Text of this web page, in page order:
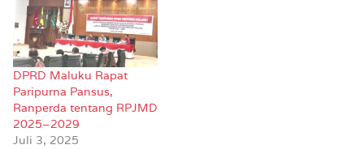
DPRD Maluku Rapat
Paripurna Pansus,
Ranperda tentang RPJMD
2025–2029
Juli 3, 2025